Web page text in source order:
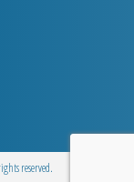
reserved.